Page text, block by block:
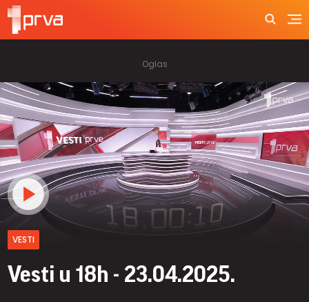
VESTI
Vesti u 18h - 23.04.2025.